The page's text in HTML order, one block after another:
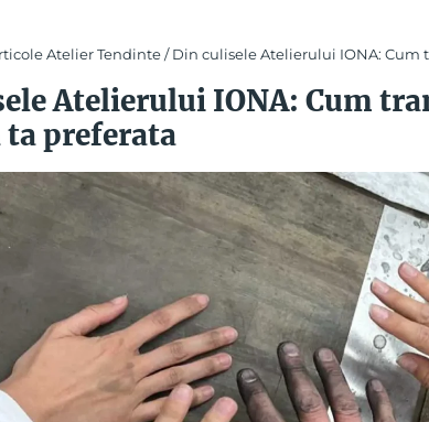
Atelier Tendinte/ Din culisele Atelierului IONA:
Atelierului IONA: Cum
preferata